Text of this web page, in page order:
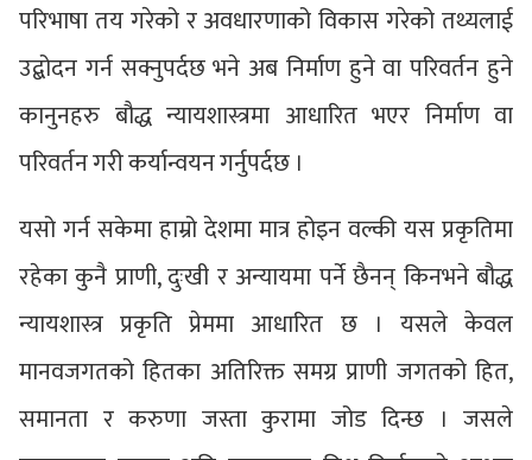
परिभाषा तय गरेको र अवधारणाको विकास गरेको तथ्यलाई
उद्बोदन गर्न सक्नुपर्दछ भने अब निर्माण हुने वा परिवर्तन हुने
कानुनहरु बौद्ध न्यायशास्त्रमा आधारित भएर निर्माण वा
परिवर्तन गरी कर्यान्वयन गर्नुपर्दछ ।
यसो गर्न सकेमा हाम्रो देशमा मात्र होइन वल्की यस प्रकृतिमा
रहेका कुनै प्राणी, दुःखी र अन्यायमा पर्ने छैनन् किनभने बौद्ध
न्यायशास्त्र प्रकृति प्रेममा आधारित छ । यसले केवल
मानवजगतको हितका अतिरिक्त समग्र प्राणी जगतको हित,
समानता र करुणा जस्ता कुरामा जोड दिन्छ । जसले